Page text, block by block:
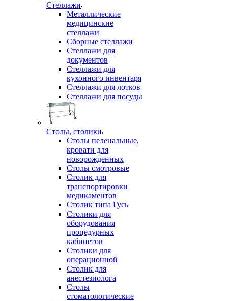
Стеллажи
Металлические
медицинские
стеллажи
Сборные стеллажи
Стеллажи для
документов
Стеллажи для
кухонного инвентаря
Стеллажи для лотков
Стеллажи для посуды
Столы, столики
Столы пеленальные,
кровати для
новорожденных
Столы смотровые
Столик для
транспортировки
медикаментов
Столик типа Гусь
Столики для
оборудования
процедурных
кабинетов
Столики для
операционной
Столик для
анестезиолога
Столы
стоматологические